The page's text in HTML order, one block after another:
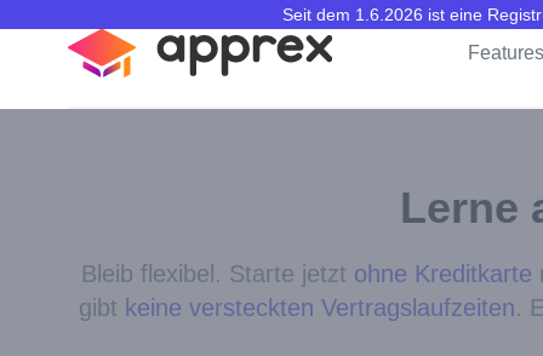
Seit dem 1.6.2026 ist eine
apprex
Features
Lerne
Bleib flexibel. Starte jetzt ohne Kreditkarte
gibt keine versteckten Vertragslaufzeiten.